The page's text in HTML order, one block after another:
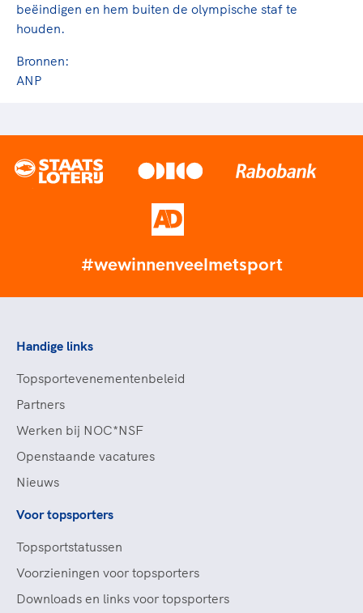
beëindigen en hem buiten de olympische staf te
houden.
Bronnen:
ANP
#wewinnenveelmetsport
Handige links
Topsportevenementenbeleid
Partners
Werken bij NOC*NSF
Openstaande vacatures
Nieuws
Voor topsporters
Topsportstatussen
Voorzieningen voor topsporters
Downloads en links voor topsporters